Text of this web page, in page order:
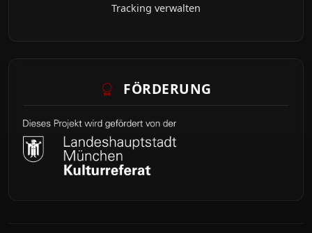
Tracking verwalten
FÖRDERUNG